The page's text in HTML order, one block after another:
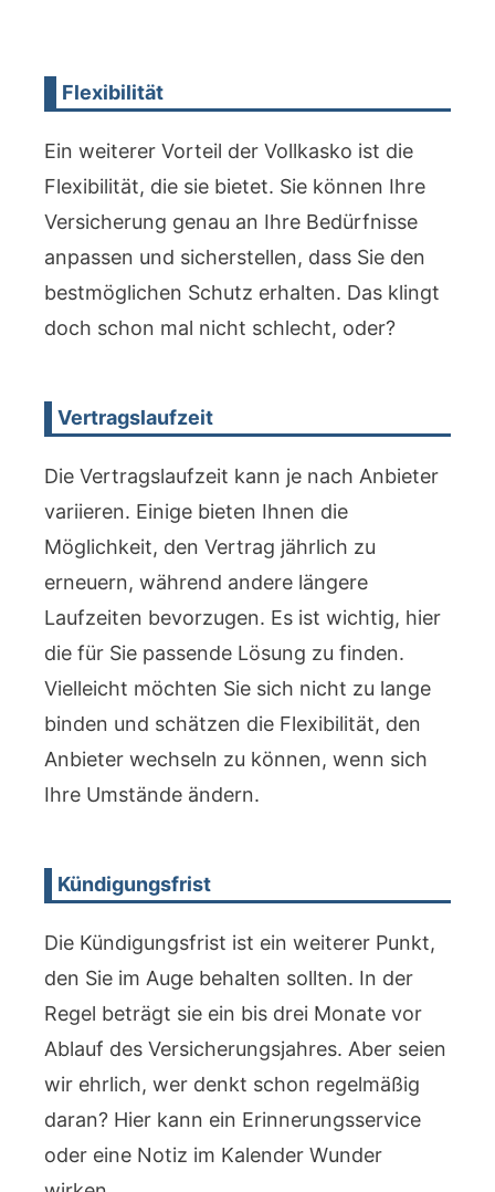
Flexibilität
Ein weiterer Vorteil der Vollkasko ist die
Flexibilität, die sie bietet. Sie können Ihre
Versicherung genau an Ihre Bedürfnisse
anpassen und sicherstellen, dass Sie den
bestmöglichen Schutz erhalten. Das klingt
doch schon mal nicht schlecht, oder?
Vertragslaufzeit
Die Vertragslaufzeit kann je nach Anbieter
variieren. Einige bieten Ihnen die
Möglichkeit, den Vertrag jährlich zu
erneuern, während andere längere
Laufzeiten bevorzugen. Es ist wichtig, hier
die für Sie passende Lösung zu finden.
Vielleicht möchten Sie sich nicht zu lange
binden und schätzen die Flexibilität, den
Anbieter wechseln zu können, wenn sich
Ihre Umstände ändern.
Kündigungsfrist
Die Kündigungsfrist ist ein weiterer Punkt,
den Sie im Auge behalten sollten. In der
Regel beträgt sie ein bis drei Monate vor
Ablauf des Versicherungsjahres. Aber seien
wir ehrlich, wer denkt schon regelmäßig
daran? Hier kann ein Erinnerungsservice
oder eine Notiz im Kalender Wunder